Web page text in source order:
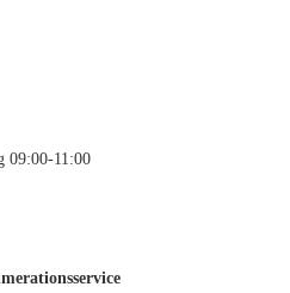
09:00-11:00